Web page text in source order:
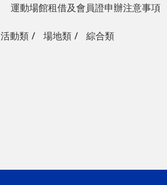
運動場館租借及會員證申辦注意事項
活動類 場地類 綜合類